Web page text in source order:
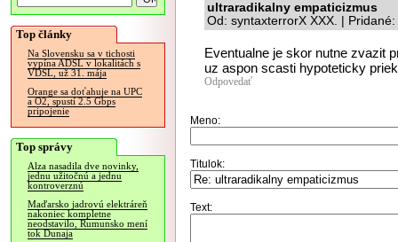
Top články
Na Slovensku sa v tichosti
vypína ADSL v lokalitách s
VDSL, už 31. mája
Orange sa doťahuje na UPC
a O2, spustí 2.5 Gbps
pripojenie
Top správy
Alza nasadila dve novinky,
jednu užitočnú a jednu
kontroverznú
Maďarsko jadrovú elektráreň
nakoniec kompletne
neodstavilo, Rumunsko mení
tok Dunaja
ultraradikalny empaticizmus
Od: syntaxterrorX XXX. |
Eventualne je skor nutne zvazit
uz aspon scasti hypoteticky
Odpovedať
Meno:
Titulok:
Text: